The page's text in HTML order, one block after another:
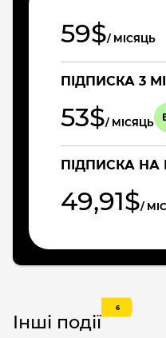
59$/ МІСЯЦЬ
ПІДПИСКА 3
53$/ МІСЯЦЬ
ПІДПИСКА НА
49,91$/
Інші події
6